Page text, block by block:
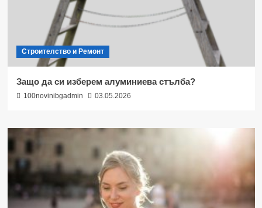
Строителство и Ремонт
Защо да си изберем алуминиева стълба?
100novinibgadmin 03.05.2026